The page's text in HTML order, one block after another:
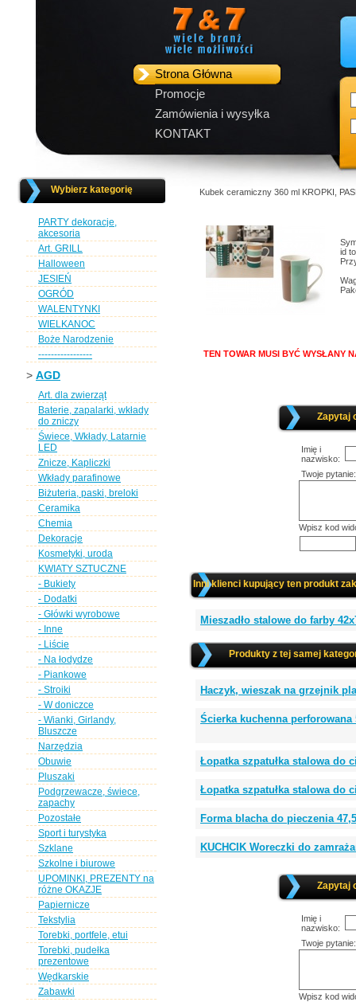
Strona Główna
Promocje
Zamówienia i wysyłka
KONTAKT
Wybierz kategorię
PARTY dekoracje,
akcesoria
Art. GRILL
Halloween
JESIEŃ
OGRÓD
WALENTYNKI
WIELKANOC
Boże Narodzenie
-----------------
> AGD
Art. dla zwierząt
Baterie, zapalarki, wkłady
do zniczy
Świece, Wkłady, Latarnie
LED
Znicze, Kapliczki
Wkłady parafinowe
Biżuteria, paski, breloki
Ceramika
Chemia
Dekoracje
Kosmetyki, uroda
KWIATY SZTUCZNE
- Bukiety
- Dodatki
- Główki wyrobowe
- Inne
- Liście
- Na łodydze
- Piankowe
- Stroiki
- W doniczce
- Wianki, Girlandy,
Bluszcze
Narzędzia
Obuwie
Pluszaki
Podgrzewacze, świece,
zapachy
Pozostałe
Sport i turystyka
Szklane
Szkolne i biurowe
UPOMINKI, PREZENTY na
różne OKAZJE
Papiernicze
Tekstylia
Torebki, portfele, etui
Torebki, pudełka
prezentowe
Wędkarskie
Zabawki
Kubek ceramiczny 360 ml KROPKI,
id
TEN TOWAR MUSI BYĆ WYSŁANY
Zapytaj
Imię i
nazwisko:
Twoje pytanie:
Wpisz kod
Inni klienci kupujący ten produkt
Mieszadło stalowe do farby
Produkty z tej samej
Haczyk, wieszak na grzejnik
Ścierka kuchenna perforowana
Łopatka szpatułka stalowa do
Łopatka szpatułka stalowa do
Forma blacha do pieczenia
KUCHCIK Woreczki do
Zapytaj
Imię i
nazwisko:
Twoje pytanie:
Wpisz kod